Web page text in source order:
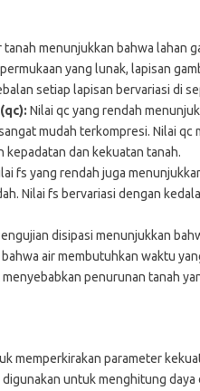
tanah menunjukkan bahwa lahan
yang lunak, lapisan
setiap lapisan bervariasi di
Nilai qc yang rendah
mudah terkompresi. Nilai qc
kepadatan dan kekuatan tanah.
fs yang rendah juga
Nilai fs bervariasi dengan
disipasi menunjukkan
air membutuhkan waktu
penurunan tanah
memperkirakan parameter
untuk menghitung